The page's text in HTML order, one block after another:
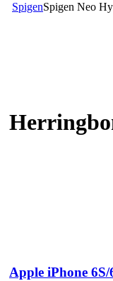
SpigenSpigen Neo
Apple iPhone